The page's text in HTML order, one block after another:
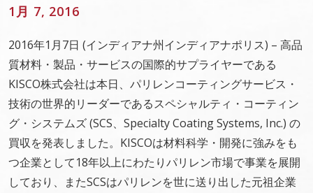
1月 7, 2016
2016年1月7日 (インディアナ州インディアナポリス) – 高品
質材料・製品・サービスの国際的サプライヤーである
KISCO株式会社は本日、パリレンコーティングサービス・
技術の世界的リーダーであるスペシャルティ・コーティン
グ・システムズ (SCS、Specialty Coating Systems, Inc.) の
買収を発表しました。KISCOは材料科学・開発に強みをも
つ企業として18年以上にわたりパリレン市場で事業を展開
しており、またSCSはパリレンを世に送り出した元祖企業